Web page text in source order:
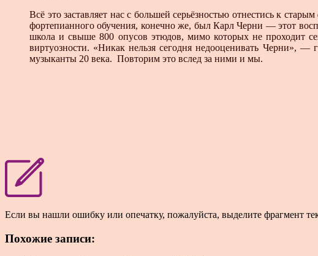
Всё это заставляет нас с большей серьёзностью отнестись к
фортепианного обучения, конечно же, был Карл Черни — этот
школа и свыше 800 опусов этюдов, мимо которых не проходит
виртуозности. «Никак нельзя сегодня недооценивать Черни»,
музыканты 20 века. Повторим это вслед за ними и мы.
Если вы нашли ошибку или опечатку, пожалуйста, выделите фрагмент
Похожие записи: